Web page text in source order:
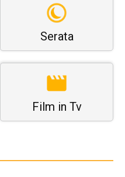
Serata
Film in Tv